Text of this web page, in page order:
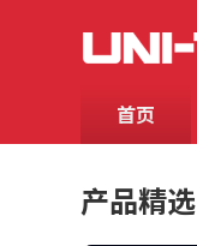
首页
产品精选